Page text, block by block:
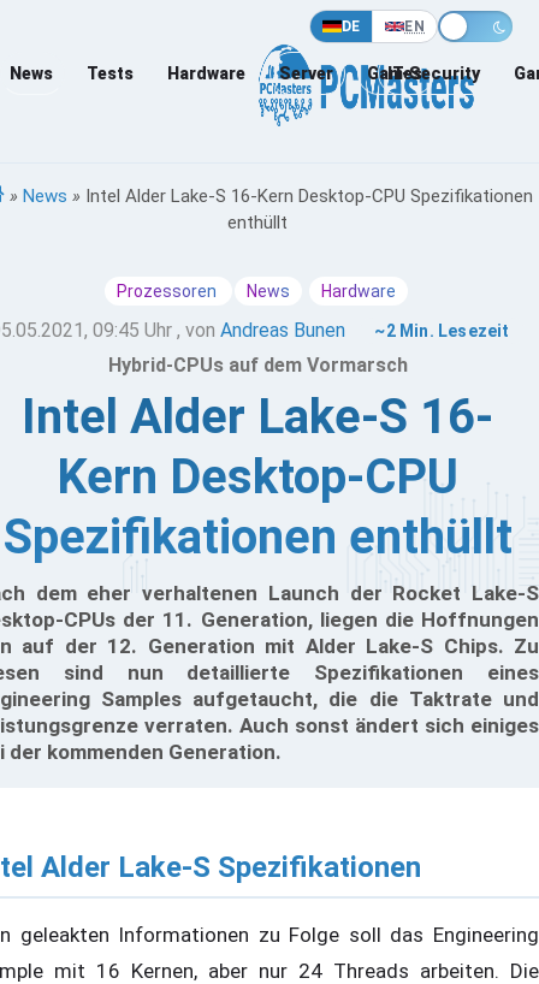
DE EN
News Tests Hardware Server Games
IT-Security
» News » Intel Alder Lake-S 16-Kern Desktop-CPU Spezifikationen
enthüllt
Prozessoren News Hardware
09:45 Uhr , vonAndreas Bunen ~2 Min. Lesezeit
Hybrid-CPUs auf dem Vormarsch
Intel Alder Lake-S 16-
Kern Desktop-CPU
Spezifikationen enthüllt
dem eher verhaltenen Launch der Rocket Lake-S
CPUs der 11. Generation, liegen die Hoffnungen
auf der 12. Generation mit Alder Lake-S Chips. Zu
sind nun detaillierte Spezifikationen eines
Samples aufgetaucht, die die Taktrate und
verraten. Auch sonst ändert sich einiges
der kommenden Generation.
Alder Lake-S Spezifikationen
geleakten Informationen zu Folge soll das Engineering
mit 16 Kernen, aber nur 24 Threads arbeiten. Die